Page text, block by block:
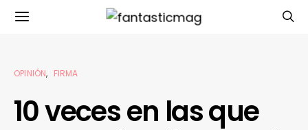
OPINIÓN FIRMA
10 veces en las que